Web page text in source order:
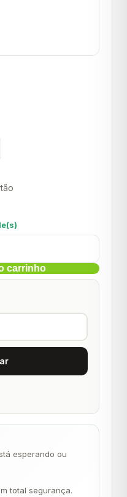
carrinho
esperando ou
total segurança.